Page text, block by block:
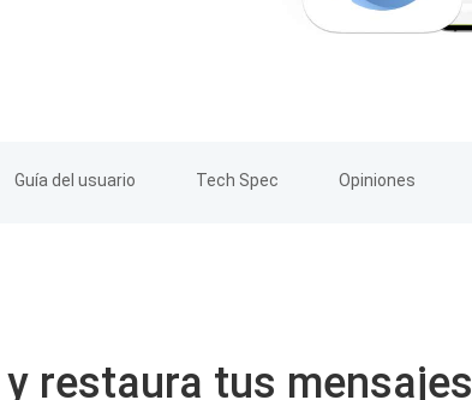
Guía del usuario Tech Spec Opiniones
restaura tus